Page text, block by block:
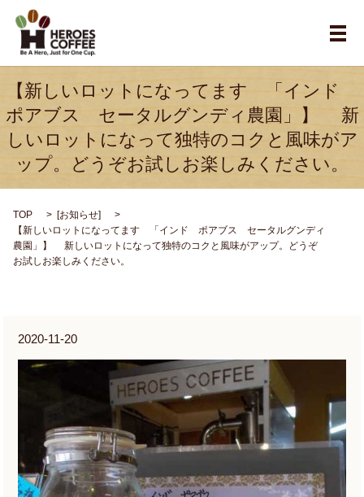
メ
【新しいロットになってます 「インド
ポアブス セータルグンディ農園」】 新
しいロットになって独特のコクと風味がア
ップ。どうぞお試しお楽しみください。
TOP [お知らせ]
【新しいロットになってます 「インド ポアブス セータルグンディ
農園」】 新しいロットになって独特のコクと風味がアップ。どうぞ
お試しお楽しみください。
2020-11-20